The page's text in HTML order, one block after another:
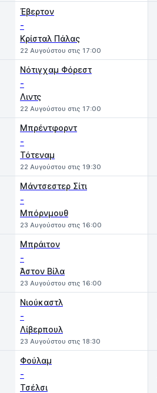
Έβερτον
-
Κρίσταλ Πάλας
22 Αυγούστου στις 17:00
Νότιγχαμ Φόρεστ
-
Λιντς
22 Αυγούστου στις 17:00
Μπρέντφορντ
-
Τότεναμ
22 Αυγούστου στις 19:30
Μάντσεστερ Σίτι
-
Μπόρνμουθ
23 Αυγούστου στις 16:00
Μπράιτον
-
Άστον Βίλα
23 Αυγούστου στις 16:00
Νιούκαστλ
-
Λίβερπουλ
23 Αυγούστου στις 18:30
Φούλαμ
-
Τσέλσι